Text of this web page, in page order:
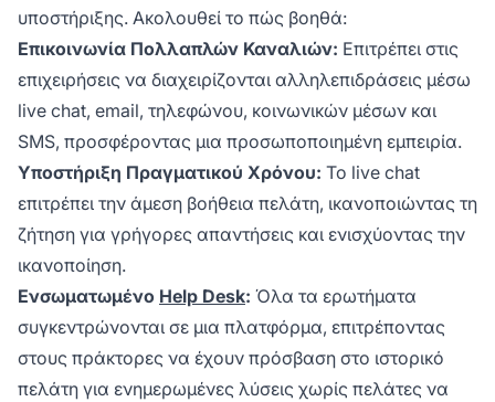
υποστήριξης. Ακολουθεί το πώς βοηθά:
Επικοινωνία Πολλαπλών Καναλιών: Επιτρέπει στις
επιχειρήσεις να διαχειρίζονται αλληλεπιδράσεις μέσω
live chat, email, τηλεφώνου, κοινωνικών μέσων και
SMS, προσφέροντας μια προσωποποιημένη εμπειρία.
Υποστήριξη Πραγματικού Χρόνου: Το live chat
επιτρέπει την άμεση βοήθεια πελάτη, ικανοποιώντας τη
ζήτηση για γρήγορες απαντήσεις και ενισχύοντας την
ικανοποίηση.
Ενσωματωμένο Help Desk: Όλα τα ερωτήματα
συγκεντρώνονται σε μια πλατφόρμα, επιτρέποντας
στους πράκτορες να έχουν πρόσβαση στο ιστορικό
πελάτη για ενημερωμένες λύσεις χωρίς πελάτες να